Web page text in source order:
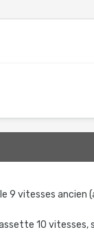
9 vitesses ancien
10 vitesses,